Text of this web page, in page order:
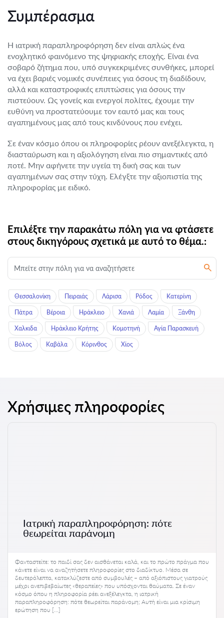
Συμπέρασμα
Η ιατρική παραπληροφόρηση δεν είναι απλώς ένα
ενοχλητικό φαινόμενο της ψηφιακής εποχής. Είναι ένα
σοβαρό ζήτημα που, υπό συγκεκριμένες συνθήκες, μπορεί
να έχει βαριές νομικές συνέπειες για όσους τη διαδίδουν,
αλλά και καταστροφικές επιπτώσεις για όσους την
πιστεύουν. Ως γονείς και ενεργοί πολίτες, έχουμε την
ευθύνη να προστατεύουμε τον εαυτό μας και τους
αγαπημένους μας από τους κινδύνους που ενέχει.
Σε έναν κόσμο όπου οι πληροφορίες ρέουν ανεξέλεγκτα, η
διασταύρωση και η αξιολόγηση είναι πιο σημαντικές από
ποτέ. Μην αφήνετε την υγεία τη δική σας και των
αγαπημένων σας στην τύχη. Ελέγξτε την αξιοπιστία της
πληροφορίας με ειδικό.
Επιλέξτε την παρακάτω πόλη για να φτάσετε
στους δικηγόρους σχετικά με αυτό το θέμα.:
Θεσσαλονίκη Πειραιάς Λάρισα Ρόδος Κατερίνη
Πάτρα Βέροια Ηράκλειο Χανιά Λαμία Ξάνθη
Χαλκιδα Ηράκλειο Κρήτης Κομοτηνή Αγία Παρασκευή
Βόλος Καβάλα Κόρινθος Χίος
Χρήσιμες πληροφορίες
Ιατρική παραπληροφόρηση: πότε
θεωρείται παράνομη
Φανταστείτε: το παιδί σας δεν αισθάνεται καλά, και το πρώτο πράγμα που
κάνετε είναι να αναζητήσετε πληροφορίες στο διαδίκτυο. Μέσα σε
δευτερόλεπτα, κατακλύζεστε από συμβουλές – από αξιόπιστους γιατρούς
μέχρι ανεπιβεβαίωτες «θεραπείες» που υπόσχονται θαύματα. Σε έναν
κόσμο όπου η πληροφορία ρέει ανεξέλεγκτα, η ιατρική
παραπληροφόρηση: πότε θεωρείται παράνομη; Αυτή είναι μια κρίσιμη
ερώτηση που […]